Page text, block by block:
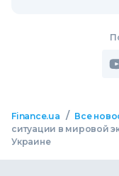
Finance.ua / Все
ситуации в мировой
Украине